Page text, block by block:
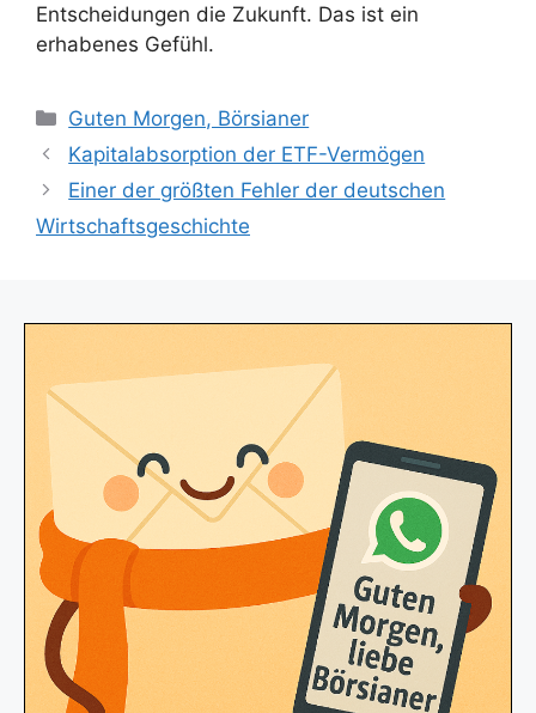
Entscheidungen die Zukunft. Das ist ein
erhabenes Gefühl.
Kategorien
Guten Morgen, Börsianer
Kapitalabsorption der ETF-Vermögen
Einer der größten Fehler der deutschen
Wirtschaftsgeschichte